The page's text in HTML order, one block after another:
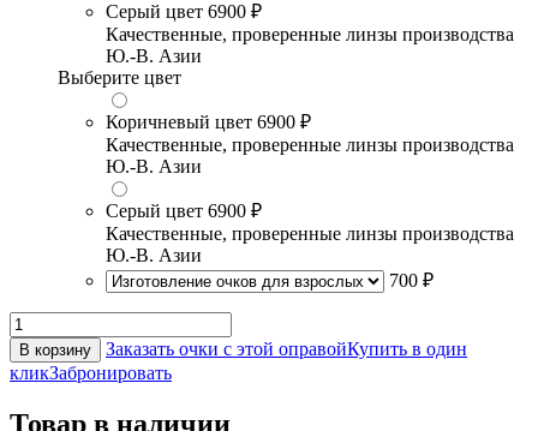
Серый цвет 6900 ₽
Качественные, проверенные линзы производства
Ю.-В. Азии
Выберите цвет
Коричневый цвет 6900 ₽
Качественные, проверенные линзы производства
Ю.-В. Азии
Серый цвет 6900 ₽
Качественные, проверенные линзы производства
Ю.-В. Азии
700 ₽
В корзину Заказать очки с этой оправойКупить в один
кликЗабронировать
Товар в наличии